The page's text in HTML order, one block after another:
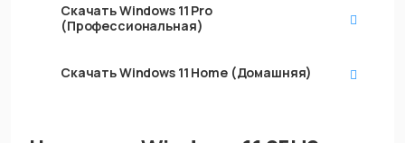
СкачатьWindows 11 Pro
(Профессиональная)
СкачатьWindows 11 Home (Домашняя)